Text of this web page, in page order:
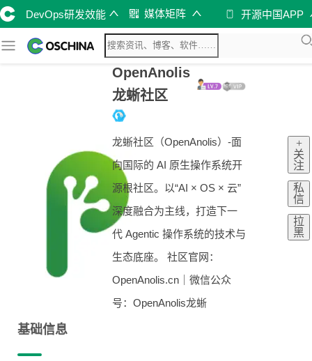
DevOps研发效能 媒体矩阵 开源中国APP
OpenAnolis
龙蜥社区
龙蜥社区（OpenAnolis）-面
向国际的 AI 原生操作系统开
源根社区。以“AI × OS × 云”
深度融合为主线，打造下一
代 Agentic 操作系统的技术与
生态底座。 社区官网：
OpenAnolis.cn｜微信公众
号：OpenAnolis龙蜥
+
关
注
私
信
拉
黑
基础信息